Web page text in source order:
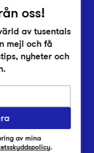
retur?
oss!
av tusentals
mejl och få
nyheter och
av mina
.